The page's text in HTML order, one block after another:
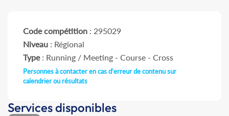
Code compétition : 295029
Niveau : Régional
Type: Running / Meeting - Course - Cross
Personnes à contacter en cas d'erreur de contenu sur
calendrier ou résultats
Services disponibles